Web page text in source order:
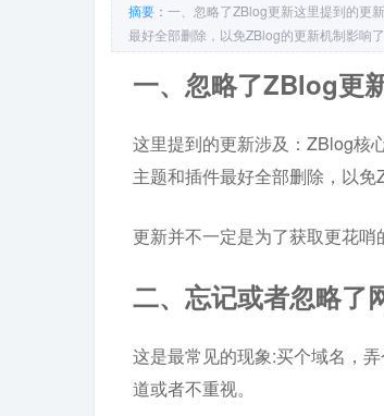
摘要： 一、忽略了ZBlog更新这里提到的更
最好全部删除，以免ZBlog的更新机制影响
一、忽略了ZBlog更
这里提到的更新涉及：ZBlog核
主题和插件最好全部删除，以免
更新并不一定是为了获取更花哨
二、忘记或者忽略了
这是最常见的现象:买个域名，
道或者不重视。